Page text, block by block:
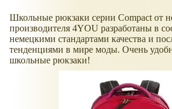
Школьные рюкзаки серии Compact от
производителя 4YOU разработаны в
немецкими стандартами качества и
тенденциями в мире моды. Очень
школьные рюкзаки!